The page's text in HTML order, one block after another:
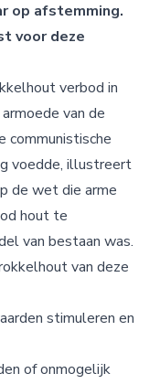
op afstemming.
voor deze
verbod in
van de
communistische
voedde, illustreert
de wet die arme
hout te
van bestaan was.
van deze
stimuleren en
of onmogelijk